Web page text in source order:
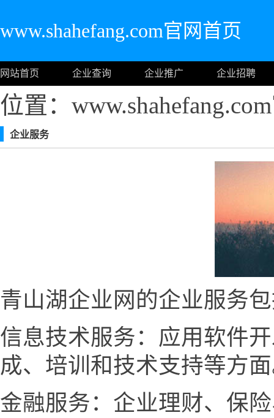
www.shahefang.com官网首页
网站首页 企业查询 企业推广 企业招聘
位置：
企业服务
青山湖企业网的企业服务
信息技术服务：应用软件
成、培训和技术支持等方
金融服务：企业理财、保